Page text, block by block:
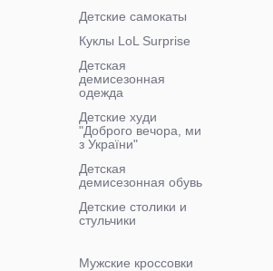
Детские самокаты
Куклы LoL Surprise
Детская
демисезонная
одежда
Детские худи
"Доброго вечора, ми
з України"
Детская
демисезонная обувь
Детские столики и
стульчики
Мужские кроссовки